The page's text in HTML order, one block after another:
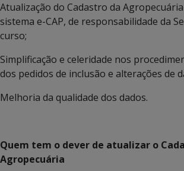
Atualização do Cadastro da
sistema e-CAP, de responsabilidade da
curso;
Simplificação e celeridade nos
dos pedidos de inclusão e alterações de
Melhoria da qualidade dos dados.
Quem tem o dever de atualizar o
Agropecuária